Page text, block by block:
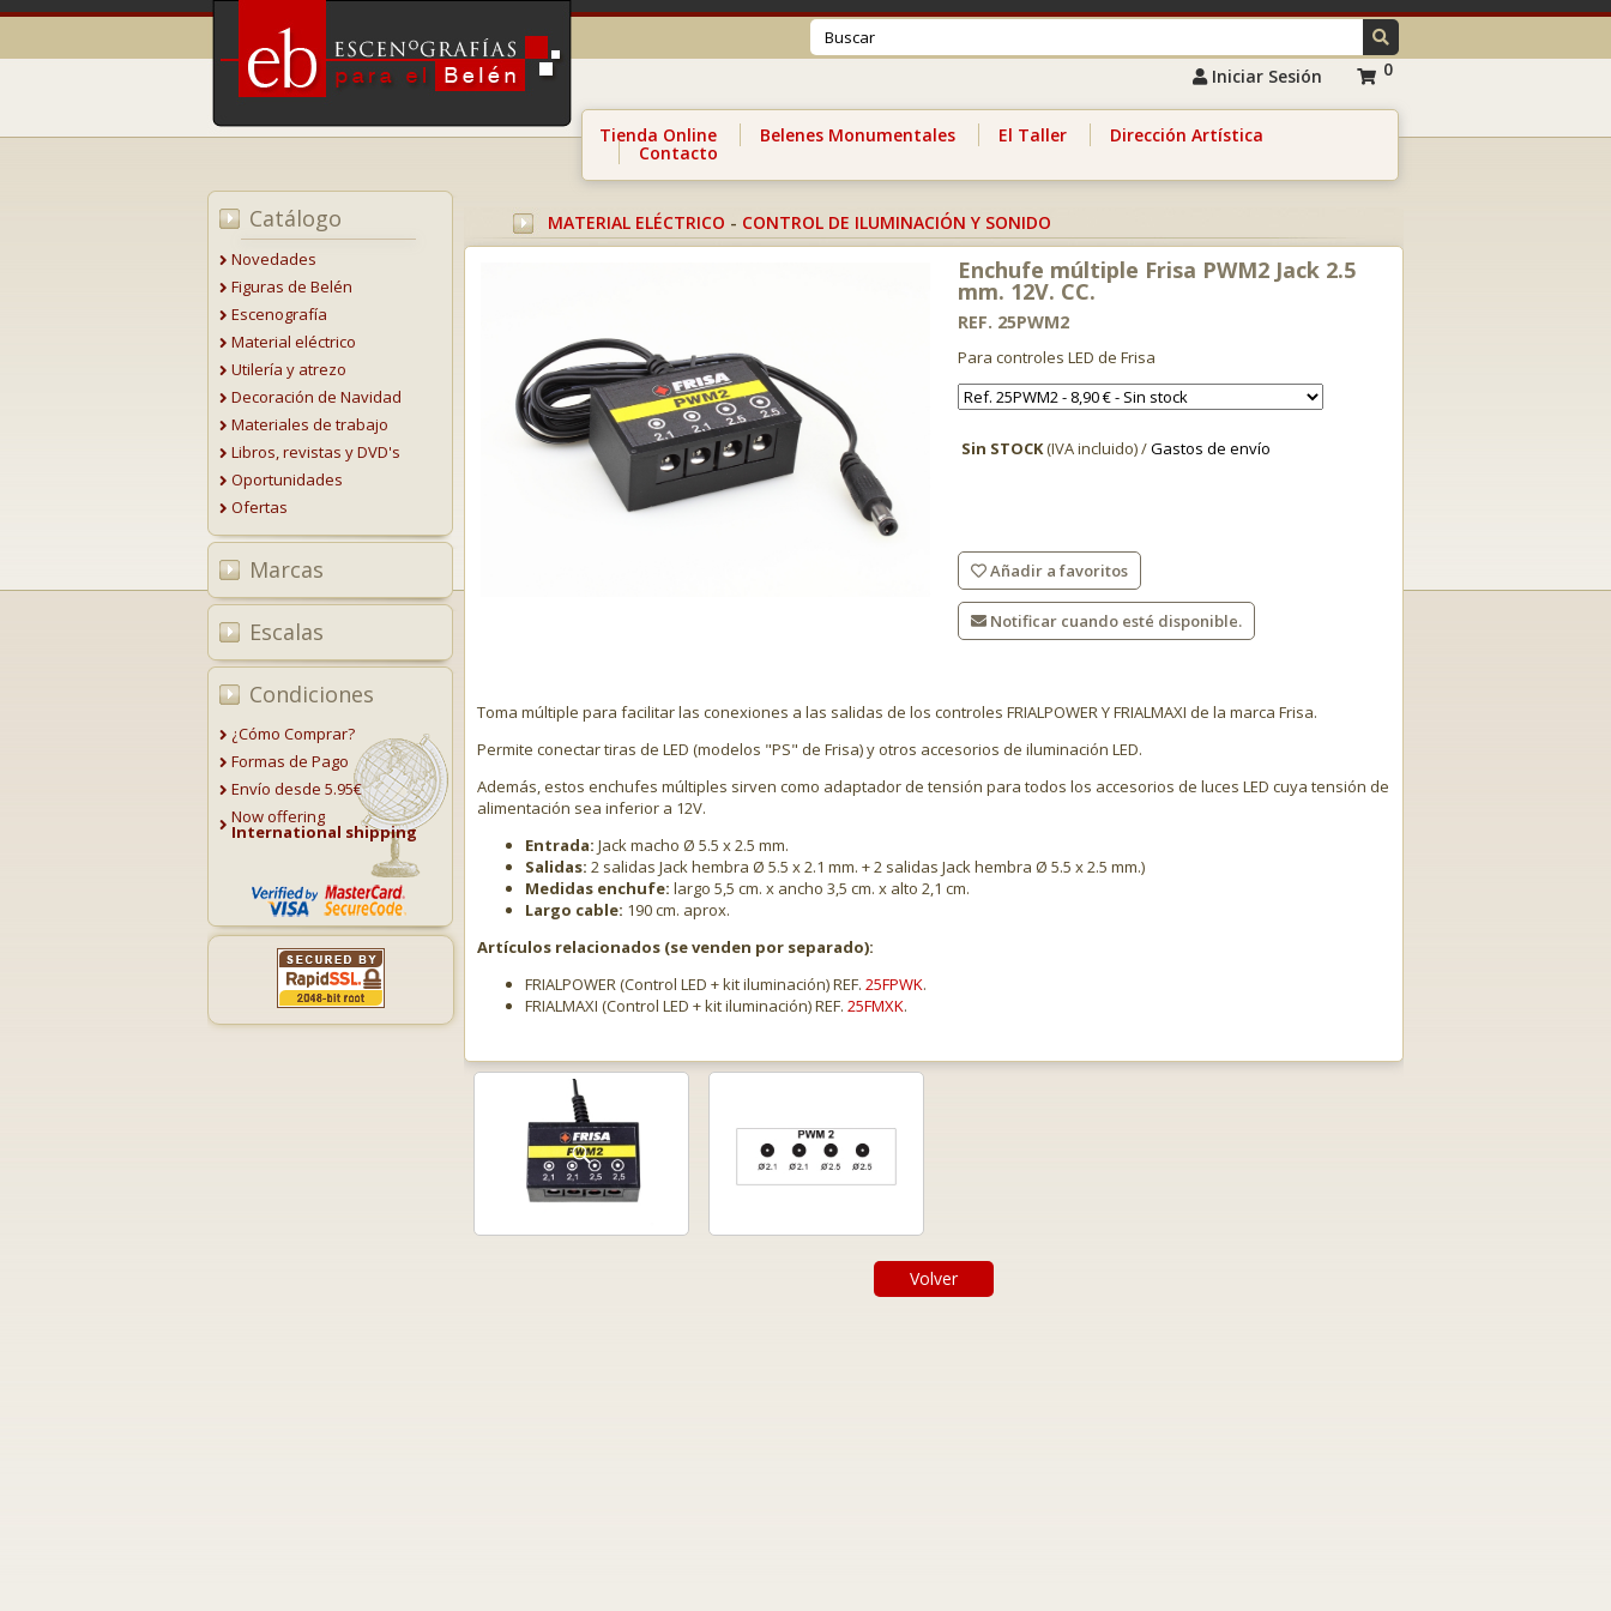
Iniciar Sesión 0
Tienda Online Belenes Monumentales El Taller Dirección Artística
Contacto
Catálogo
Novedades
Figuras de Belén
Escenografía
Material eléctrico
Utilería y atrezo
Decoración de Navidad
Materiales de trabajo
Libros, revistas y DVD's
Oportunidades
Ofertas
Marcas
Escalas
Condiciones
¿Cómo Comprar?
Formas de Pago
Envío desde 5.95€
Now offering
International shipping
MATERIAL ELÉCTRICO - CONTROL DE ILUMINACIÓN Y SONIDO
Enchufe múltiple Frisa PWM2 Jack 2.5
mm. 12V. CC.
REF. 25PWM2
Para controles LED de Frisa
Sin STOCK(IVA incluido) /Gastos de envío
Añadir a favoritos
Notificar cuando esté disponible.
Toma múltiple para facilitar las conexiones a las salidas de los controles FRIALPOWER Y FRIALMAXI de la marca Frisa.
Permite conectar tiras de LED (modelos "PS" de Frisa) y otros accesorios de iluminación LED.
Además, estos enchufes múltiples sirven como adaptador de tensión para todos los accesorios de luces LED cuya tensión de
alimentación sea inferior a 12V.
Entrada: Jack macho Ø 5.5 x 2.5 mm.
Salidas: 2 salidas Jack hembra Ø 5.5 x 2.1 mm. + 2 salidas Jack hembra Ø 5.5 x 2.5 mm.)
Medidas enchufe: largo 5,5 cm. x ancho 3,5 cm. x alto 2,1 cm.
Largo cable: 190 cm. aprox.
Artículos relacionados (se venden por separado):
FRIALPOWER (Control LED + kit iluminación) REF. 25FPWK.
FRIALMAXI (Control LED + kit iluminación) REF. 25FMXK.
Volver